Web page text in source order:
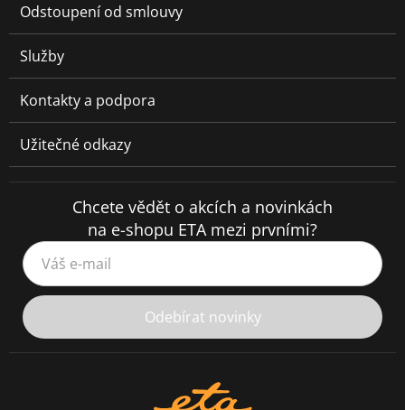
Odstoupení od smlouvy
Služby
Kontakty a podpora
Užitečné odkazy
Chcete vědět o akcích a novinkách
na e-shopu ETA mezi prvními?
Váš e-mail
Odebírat novinky